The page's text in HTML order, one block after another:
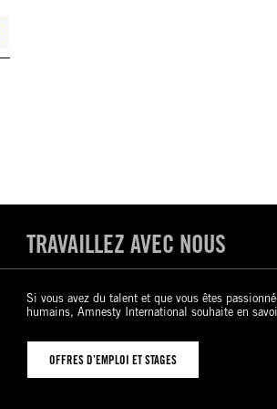
TRAVAILLEZ AVEC NOUS
Si vous avez du talent et que vous êtes
humains, Amnesty International souhaite en
OFFRES D’EMPLOI ET STAGES